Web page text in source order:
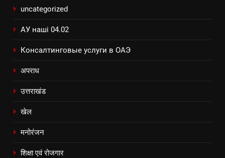
uncategorized
АУ наші 04.02
Консалтинговые услуги в ОАЭ
अपराध
उत्तराखंड
खेल
मनोरंजन
शिक्षा एवं रोजगार